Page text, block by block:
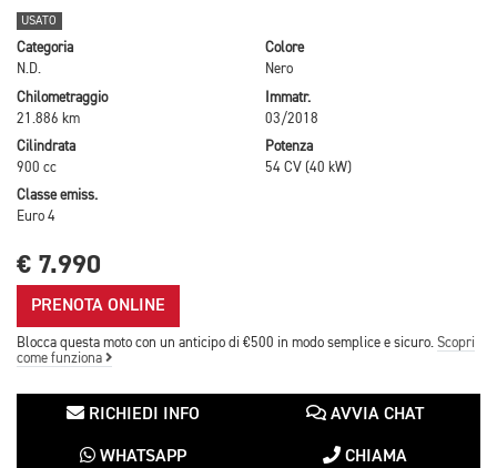
USATO
Categoria
N.D.
Colore
Nero
Chilometraggio
21.886 km
Immatr.
03/2018
Cilindrata
900 cc
Potenza
54 CV (40 kW)
Classe emiss.
Euro 4
€ 7.990
PRENOTA ONLINE
Blocca questa moto con un anticipo di €500 in modo semplice e sicuro. Scopri
come funziona
RICHIEDI INFO AVVIA CHAT
WHATSAPP CHIAMA